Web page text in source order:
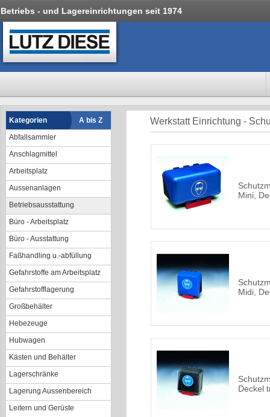
Betriebs - und Lagereinrichtungen seit 1974
Kategorien
A bis Z
Abfallsammler
Anschlagmittel
Arbeitsplatz
Aussenanlagen
Betriebsausstattung
Büro - Arbeitsplatz
Büro - Ausstattung
Faßhandling u.-abfüllung
Gefahrstoffe am Arbeitsplatz
Gefahrstofflagerung
Großbehälter
Hebezeuge
Hubwagen
Kästen und Behälter
Lagerschränke
Lagerung Aussenbereich
Leitern und Gerüste
Werkstatt Einrichtung -
Mini,
Midi,
Deckel